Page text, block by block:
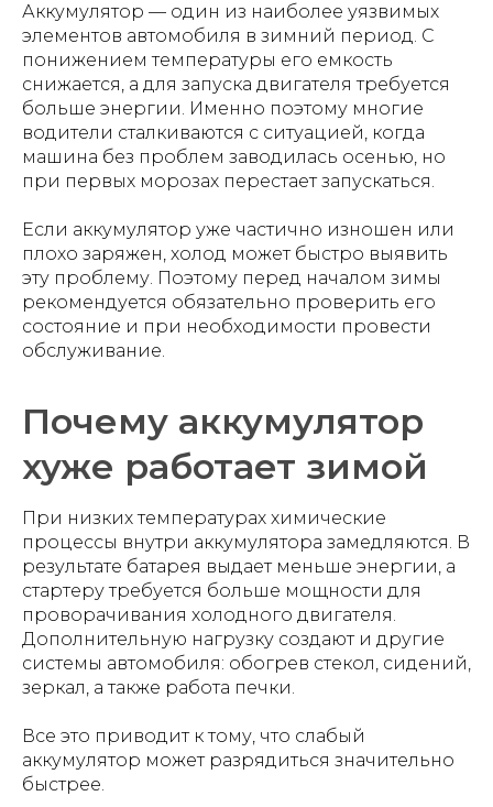
Аккумулятор — один из наиболее уязвимых
элементов автомобиля в зимний период. С
понижением температуры его емкость
снижается, а для запуска двигателя требуется
больше энергии. Именно поэтому многие
водители сталкиваются с ситуацией, когда
машина без проблем заводилась осенью, но
при первых морозах перестает запускаться.
Если аккумулятор уже частично изношен или
плохо заряжен, холод может быстро выявить
эту проблему. Поэтому перед началом зимы
рекомендуется обязательно проверить его
состояние и при необходимости провести
обслуживание.
Почему аккумулятор
хуже работает зимой
При низких температурах химические
процессы внутри аккумулятора замедляются. В
результате батарея выдает меньше энергии, а
стартеру требуется больше мощности для
проворачивания холодного двигателя.
Дополнительную нагрузку создают и другие
системы автомобиля: обогрев стекол, сидений,
зеркал, а также работа печки.
Все это приводит к тому, что слабый
аккумулятор может разрядиться значительно
быстрее.